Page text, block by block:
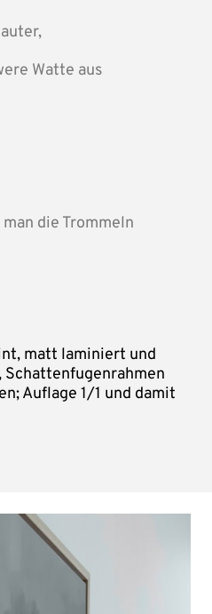
Watte aus
die Trommeln
matt laminiert
Auflage 1/1 und